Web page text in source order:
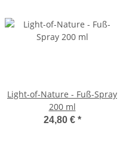
Light-of-Nature - Fuß-Spray
200 ml
24,80 € *